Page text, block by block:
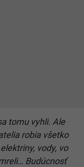
tomu vyhli. Ale
robia všetko
vody, vo
Budúcnosť